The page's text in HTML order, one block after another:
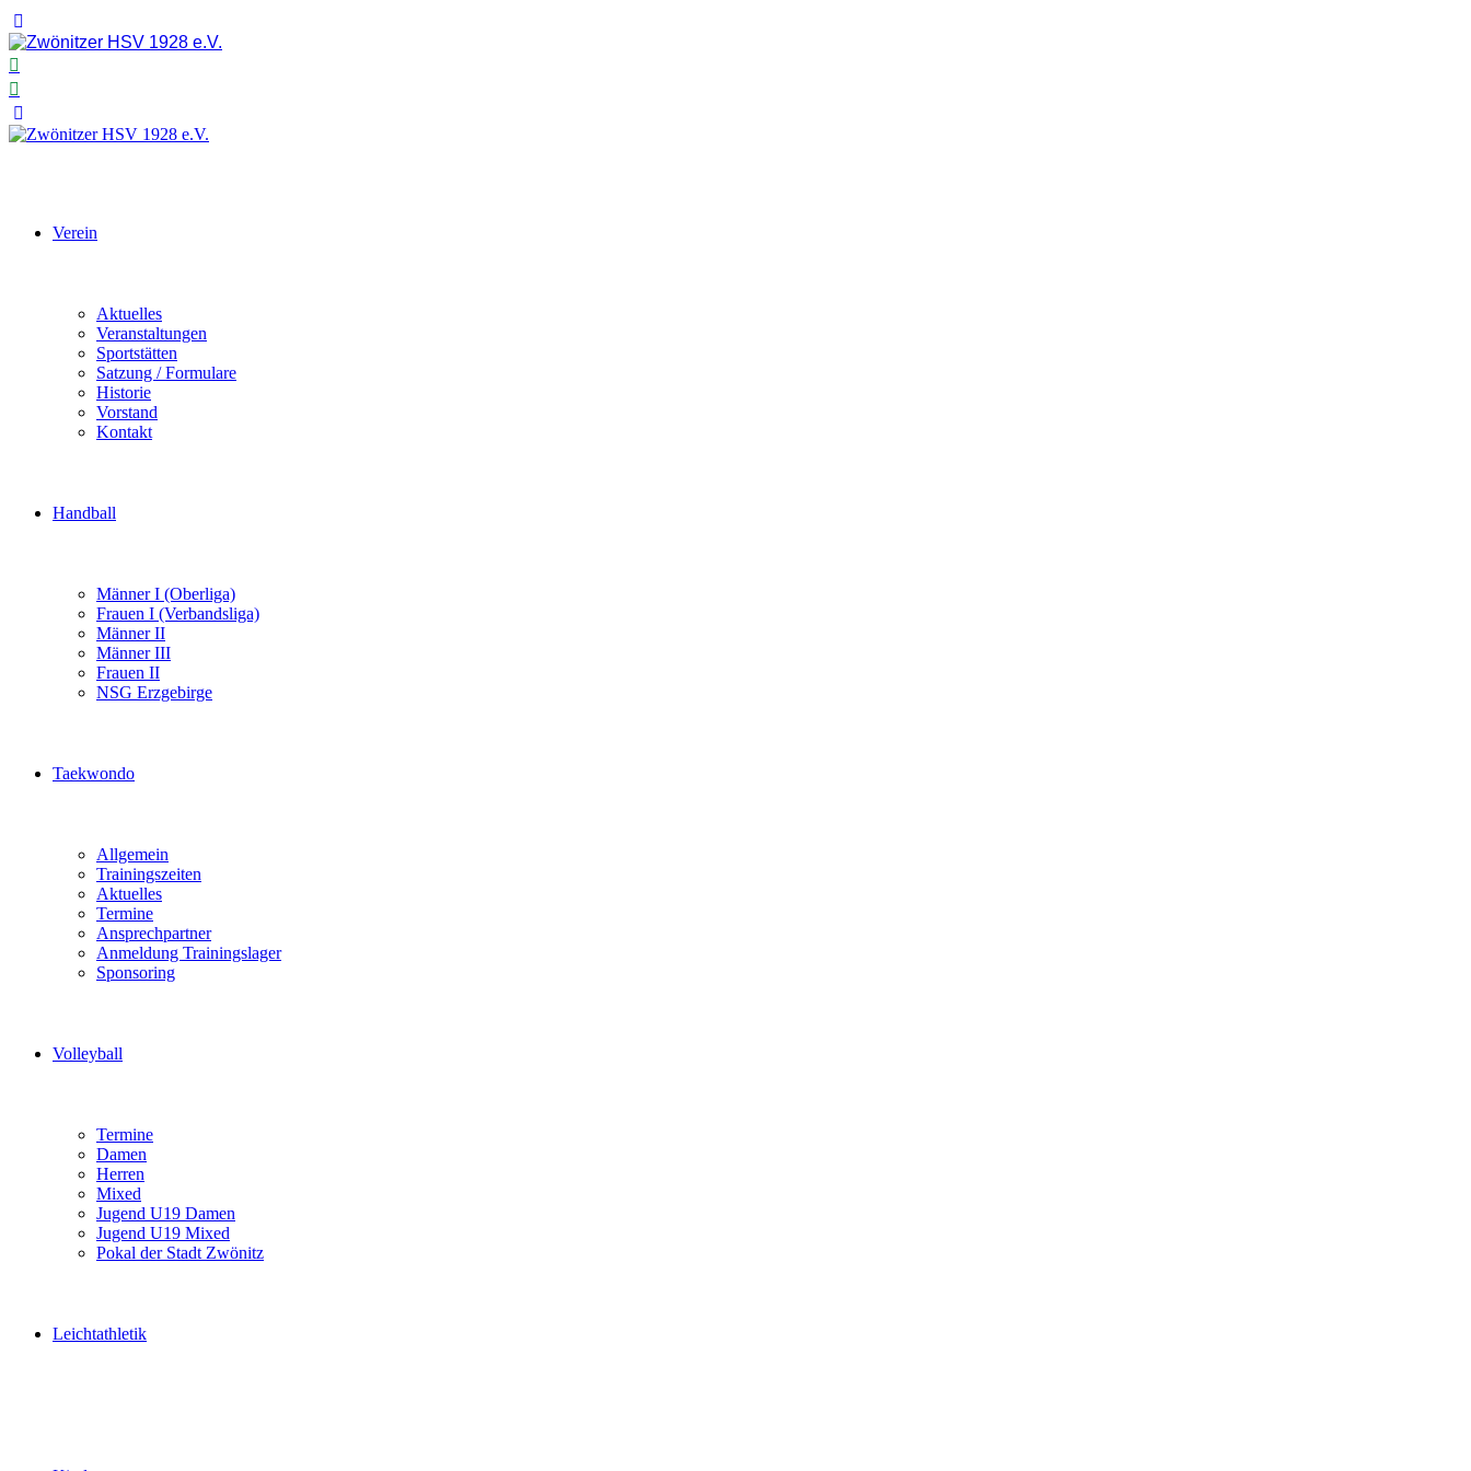
Verein
Aktuelles
Veranstaltungen
Sportstätten
Satzung / Formulare
Historie
Vorstand
Kontakt
Handball
Männer I (Oberliga)
Frauen I (Verbandsliga)
Männer II
Männer III
Frauen II
NSG Erzgebirge
Taekwondo
Allgemein
Trainingszeiten
Aktuelles
Termine
Ansprechpartner
Anmeldung Trainingslager
Sponsoring
Volleyball
Termine
Damen
Herren
Mixed
Jugend U19 Damen
Jugend U19 Mixed
Pokal der Stadt Zwönitz
Leichtathletik